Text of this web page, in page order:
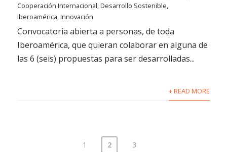
Cooperación Internacional,Desarrollo Sostenible,
Iberoamérica,Innovación
Convocatoria abierta a personas, de toda
Iberoamérica, que quieran colaborar en alguna de
las 6 (seis) propuestas para ser desarrolladas...
+ READ MORE
1 2 3